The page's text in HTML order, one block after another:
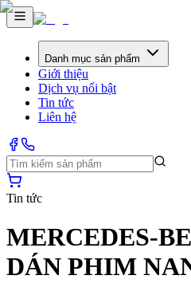
Danh mục sản phẩm
Giới thiệu
Dịch vụ nổi bật
Tin tức
Liên hệ
Tin tức
MERCEDES-
DÁN PHIM